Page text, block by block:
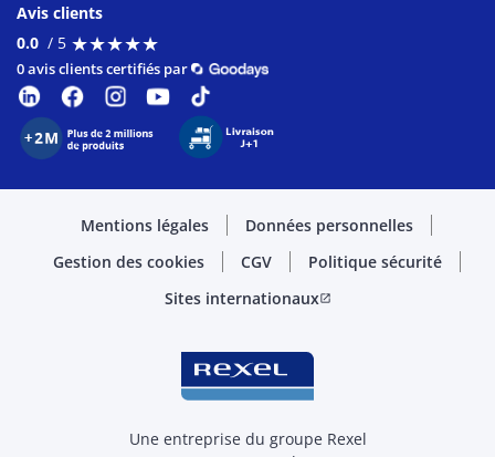
Avis clients
0.0 / 5 ★★★★★
★★★★★
0 avis clients certifiés par
Mentions légales
Données personnelles
Gestion des cookies
CGV
Politique sécurité
Sites internationauxopen_in_new
Une entreprise du groupe Rexel